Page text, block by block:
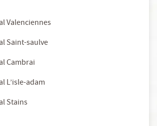
Valenciennes
Saint-saulve
Cambrai
L’isle-adam
Stains